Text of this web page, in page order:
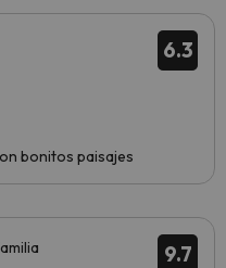
6.3
bonitos paisajes
9.7